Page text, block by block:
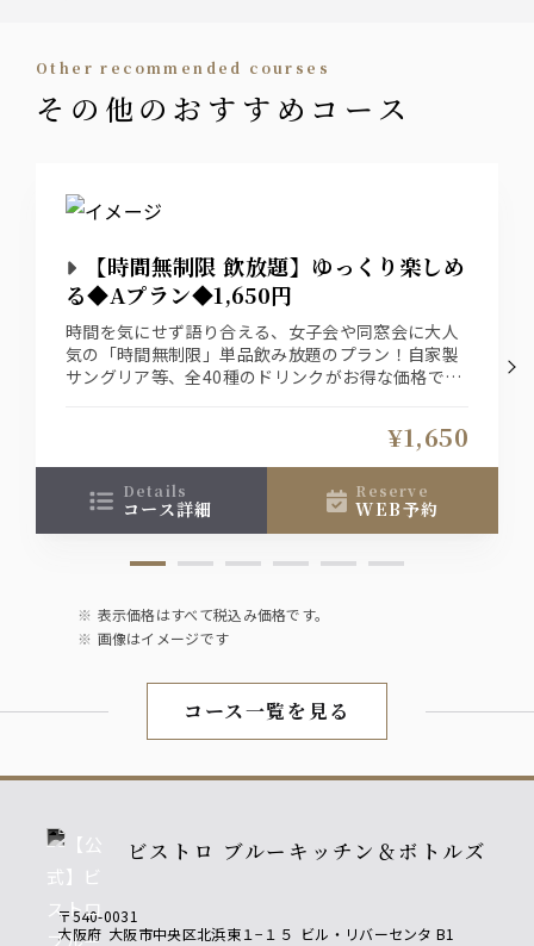
カクテル
カシスソーダ・カシスオレンジ・カシスグレープフルー
ツ・カシスウーロン
梅酒
南高梅酒（ロック、水割、お湯割、ソーダ割、烏龍茶割）
焼酎
大隅（麦・芋）
※ロック・水割り・お茶割り・ソーダ割り・お湯割り各種
烏龍茶・ジャスミン茶・オレンジジュース・グレープフル
ワイン
グラスワイン
【赤】ボノス/チリ ミディアムボディ（カベルネソーヴィニ
ヨン100%）
自家製サングリア
other recommended courses
その他のおすすめコース
【時間無制限 飲放題】ゆっくり楽しめ
る◆Aプラン◆1,650円
時間を気にせず語り合える、女子会や同窓会に大人
気の「時間無制限」単品飲み放題のプラン！自家製
サングリア等、全40種のドリンクがお得な価格で飲
スタや本格ビストロ料理を自由にご注文いただけま
す。
¥1,650
details
コース詳細
reserve
WEB予約
表示価格はすべて税込み価格です。
画像はイメージです
コース一覧を見る
ビストロ ブルーキッチン＆ボトルズ
〒540-0031
大阪府 大阪市中央区北浜東１−１５ ビル・リバーセンタ B1